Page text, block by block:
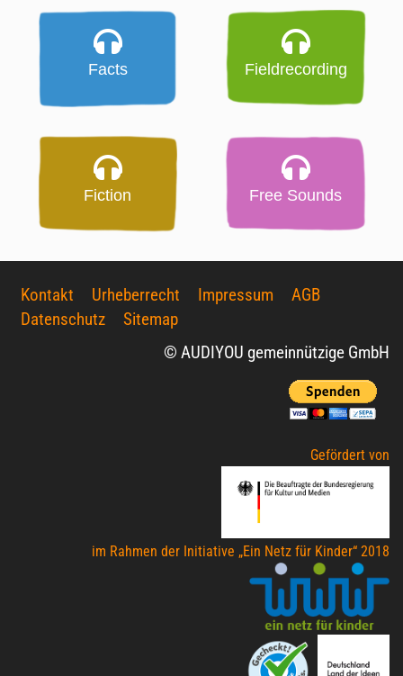
Facts Fieldrecording
Fiction Free Sounds
Kontakt Urheberrecht Impressum
AGB
Datenschutz
Sitemap
© AUDIYOU gemeinnützige GmbH
Gefördert von
im Rahmen der Initiative „Ein Netz für Kinder“ 2018